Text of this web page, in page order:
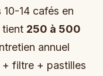
14 cafés en
tient 250 à 500
annuel
filtre + pastilles